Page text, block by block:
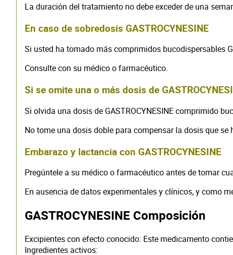
La duración del tratamiento no debe exceder de una
En caso de sobredosis GASTROCYNESINE
Si usted ha tomado más comprimidos bucodispersables
Consulte con su médico o farmacéutico.
Si se omite una o más dosis de
Si olvida una dosis de GASTROCYNESINE comprimido
No tome una dosis doble para compensar la dosis que se
Embarazo y lactancia con GASTROCYNESINE
Pregúntele a su médico o farmacéutico antes de tomar
En ausencia de datos experimentales y clínicos, y como
GASTROCYNESINE Composición
Excipientes con efecto conocido: Este medicamento
Ingredientes activos: